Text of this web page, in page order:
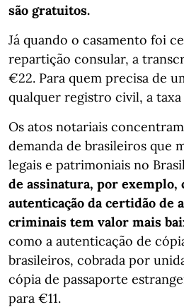
são gratuitos.
Já quando o casamento foi
repartição consular, a
€22. Para quem precisa de
qualquer registro civil, a
Os atos notariais
demanda de brasileiros que
legais e patrimoniais no
de assinatura, por exemplo,
autenticação da certidão de
criminais tem valor mais
como a autenticação de
brasileiros, cobrada por
cópia de passaporte
para €11.